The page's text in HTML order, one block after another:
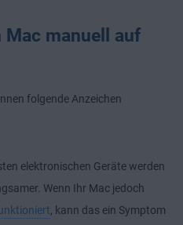
Mac manuell auf
folgende Anzeichen
elektronischen Geräte werden
Wenn Ihr Mac jedoch
, kann das ein Symptom